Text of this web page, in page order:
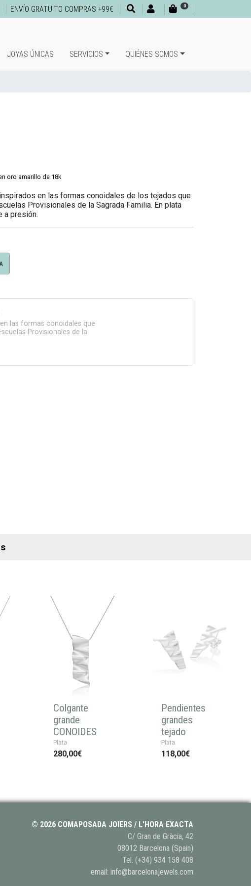
ENVÍO GRATUITO COMPRAS +99€ 0
JOYAS ÚNICAS SERVICIOS QUIÉNES SOMOS
oro amarillo de 18k
en las formas conoidales de los tejados que
Provisionales de la Sagrada Familia. En plata
a presión.
las formas conoidales que
Provisionales de la
Colgante
grande
CONOIDES
Plata
280,00€
Pendientes
grandes
tejado
Plata
118,00€
© 2026 COMAPOSADA JOIERS / L'HORA EXACTA
C/ Gran de Gràcia, 42
08012 Barcelona (Spain)
Tel. (+34) 934 158 408
email: info@barcelonajewels.com